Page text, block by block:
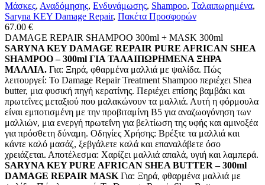
Μάσκες, Αναδόμησης, Ενδυνάμωσης, Shampoo, Ταλαιπωρημένα,
Saryna KEY Damage Repair, Πακέτα Προσφορών
67.00 €
DAMAGE REPAIR SHAMPOO 300ml + MASK 300ml
SARYNA KEY DAMAGE REPAIR PURE AFRICAN SHEA
SHAMPOO – 300ml ΓΙΑ ΤΑΛΑΙΠΩΡΗΜΕΝΑ ΞΗΡΑ
ΜΑΛΛΙΑ. Για: Ξηρά, φθαρμένα μαλλιά με ψαλίδα. Πώς
λειτουργεί: Το Damage Repair Treatment Shampoo περιέχει Shea
butter, μια φυσική πηγή κερατίνης. Περιέχει επίσης βαμβάκι και
πρωτεΐνες μεταξιού που μαλακώνουν τα μαλλιά. Αυτή η φόρμουλα
είναι εμποτισμένη με την προβιταμίνη Β5 για αναζωογόνηση των
μαλλιών, μια ενεργή πρωτεΐνη για βελτίωση της υφής και αμινοξέα
για πρόσθετη δύναμη. Οδηγίες Χρήσης: Βρέξτε τα μαλλιά και
κάντε καλό μασάζ, ξεβγάλετε καλά και επαναλάβετε όσο
χρειάζεται. Αποτέλεσμα: Χαρίζει μαλλιά απαλά, υγιή και λαμπερά.
SARYNA KEY PURE AFRICAN SHEA BUTTER – 300ml
DAMAGE REPAIR MASK Για: Ξηρά, φθαρμένα μαλλιά με